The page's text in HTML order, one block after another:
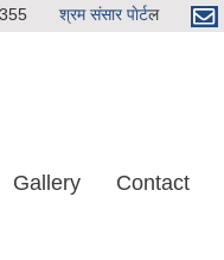
श्रम संसार पाेर्टल
Gallery Contact